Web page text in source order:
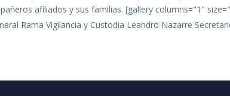
afiliados y sus familias. [gallery columns="1"
Rama Vigilancia y Custodia Leandro Nazarre